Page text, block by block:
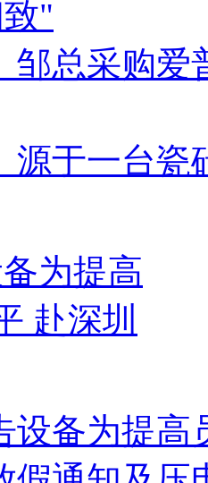
"
邹总采购
源于一台
设备为提高